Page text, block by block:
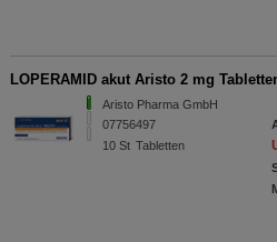
LOPERAMID akut Aristo 2 mg
Aristo Pharma GmbH
07756497
10 St Tabletten